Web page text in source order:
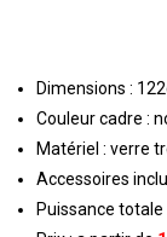
Dimensions :
Couleur cadre :
Matériel : verre
Accessoires
Puissance totale